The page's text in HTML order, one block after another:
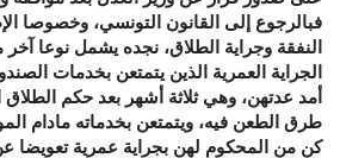
فبالرجوع إلى القانون التونسي، وخصوصا
النفقة وجراية الطلاق، نجده يشمل نوعا
الجراية العمرية الذين يتمتعن بخدمات
أمد عدتهن، وهي ثلاثة أشهر بعد حكم
طرق الطعن فيه، ويتمتعن بخدماته مادام
كن من المحكوم لهن بجراية عمرية تعويضا